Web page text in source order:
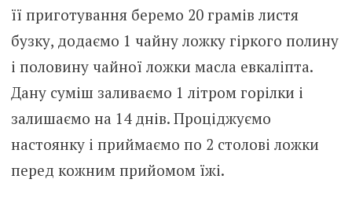
її приготування беремо 20 грамів листя
бузку, додаємо 1 чайну ложку гіркого полину
і половину чайної ложки масла евкаліпта.
Дану суміш заливаємо 1 літром горілки і
залишаємо на 14 днів. Проціджуємо
настоянку і приймаємо по 2 столові ложки
перед кожним прийомом їжі.